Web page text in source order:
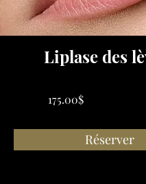
Liplase des
175.00$
Réserver